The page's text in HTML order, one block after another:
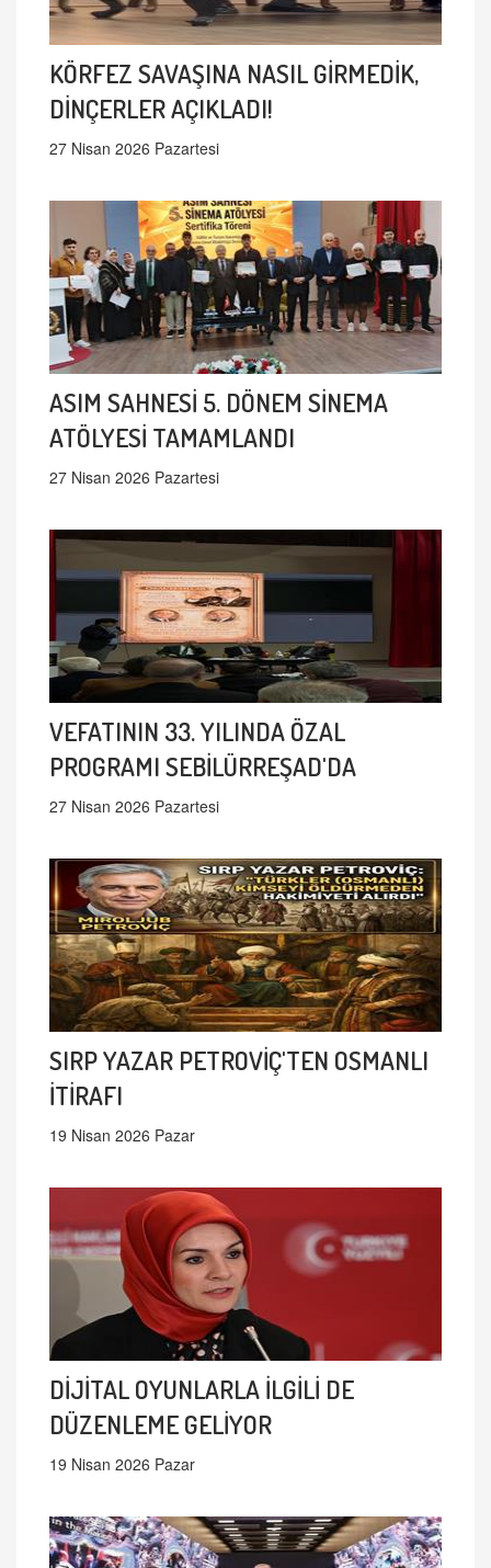
KÖRFEZ SAVAŞINA NASIL GİRMEDİK,
DİNÇERLER AÇIKLADI!
27 Nisan 2026 Pazartesi
ASIM SAHNESİ 5. DÖNEM SİNEMA
ATÖLYESİ TAMAMLANDI
27 Nisan 2026 Pazartesi
VEFATININ 33. YILINDA ÖZAL
PROGRAMI SEBİLÜRREŞAD'DA
27 Nisan 2026 Pazartesi
SIRP YAZAR PETROVİÇ'TEN OSMANLI
İTİRAFI
19 Nisan 2026 Pazar
DİJİTAL OYUNLARLA İLGİLİ DE
DÜZENLEME GELİYOR
19 Nisan 2026 Pazar